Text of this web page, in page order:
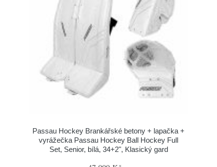
Passau Hockey Brankářské betony + lapačka +
vyrážečka Passau Hockey Ball Hockey Full
Set, Senior, bílá, 34+2", Klasický gard